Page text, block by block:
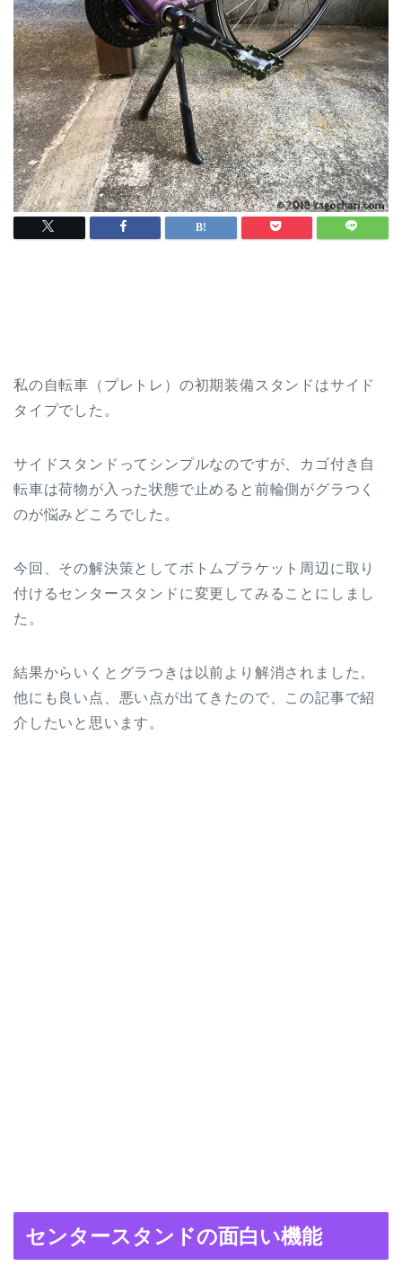
私の自転車（プレトレ）の初期装備スタンドはサイド
タイプでした。
サイドスタンドってシンプルなのですが、カゴ付き自
転車は荷物が入った状態で止めると前輪側がグラつく
のが悩みどころでした。
今回、その解決策としてボトムブラケット周辺に取り
付けるセンタースタンドに変更してみることにしまし
た。
結果からいくとグラつきは以前より解消されました。
他にも良い点、悪い点が出てきたので、この記事で紹
介したいと思います。
センタースタンドの面白い機能